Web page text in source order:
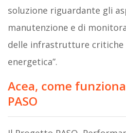
soluzione riguardante gli
manutenzione e di
delle infrastrutture critiche
energetica”.
Acea, come
PASO